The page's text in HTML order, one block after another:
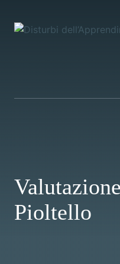
contenuto
Pioltello